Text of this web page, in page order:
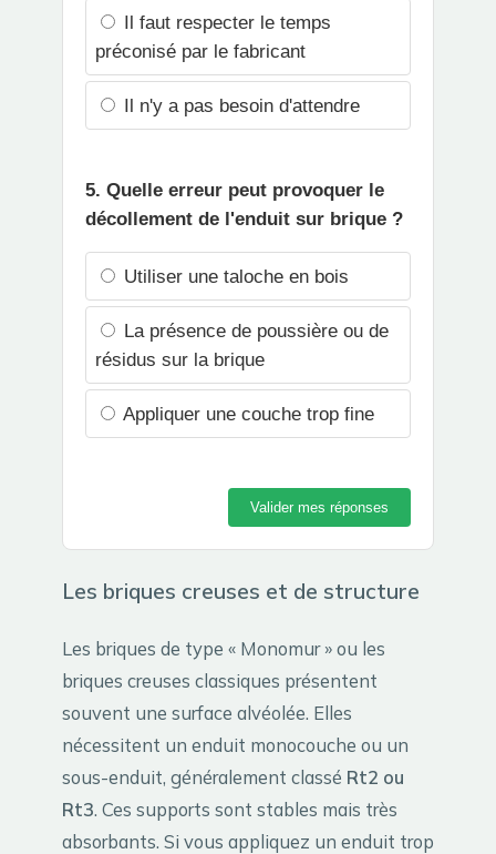
Il faut respecter le temps
préconisé par le fabricant
Il n'y a pas besoin d'attendre
5. Quelle erreur peut provoquer le
décollement de l'enduit sur brique ?
Utiliser une taloche en bois
La présence de poussière ou de
résidus sur la brique
Appliquer une couche trop fine
Valider mes réponses
Les briques creuses et de structure
Les briques de type « Monomur » ou les
briques creuses classiques présentent
souvent une surface alvéolée. Elles
nécessitent un enduit monocouche ou un
sous-enduit, généralement classé Rt2 ou
Rt3. Ces supports sont stables mais très
absorbants. Si vous appliquez un enduit trop